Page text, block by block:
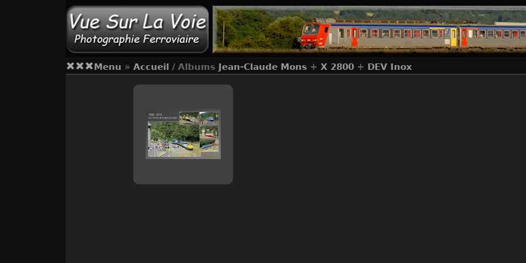
Menu » Accueil / Albums Jean-Claude Mons + X 2800 + DEV Inox